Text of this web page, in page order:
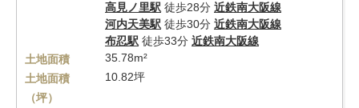
高見ノ里駅 徒歩28分 近鉄南大阪線
河内天美駅 徒歩30分 近鉄南大阪線
布忍駅 徒歩33分 近鉄南大阪線
土地面積
35.78m²
土地面積
（坪）
10.82坪